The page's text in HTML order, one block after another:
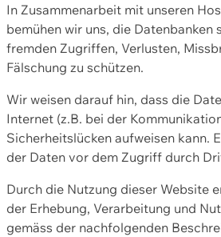
In Zusammenarbeit mit unseren
bemühen wir uns, die
fremden Zugriffen, Verlusten,
Fälschung zu schützen.
Wir weisen darauf hin, dass die
Internet (z.B. bei der
Sicherheitslücken aufweisen kann.
der Daten vor dem Zugriff durch
Durch die Nutzung dieser Website
der Erhebung, Verarbeitung und
gemäss der nachfolgenden